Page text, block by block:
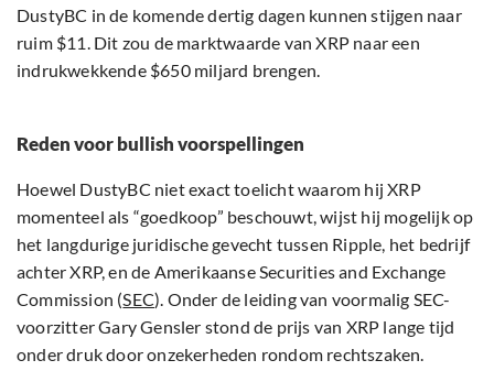
DustyBC in de komende dertig dagen kunnen stijgen naar
ruim $11. Dit zou de marktwaarde van XRP naar een
indrukwekkende $650 miljard brengen.
Reden voor bullish voorspellingen
Hoewel DustyBC niet exact toelicht waarom hij XRP
momenteel als “goedkoop” beschouwt, wijst hij mogelijk op
het langdurige juridische gevecht tussen Ripple, het bedrijf
achter XRP, en de Amerikaanse Securities and Exchange
Commission (SEC). Onder de leiding van voormalig SEC-
voorzitter Gary Gensler stond de prijs van XRP lange tijd
onder druk door onzekerheden rondom rechtszaken.